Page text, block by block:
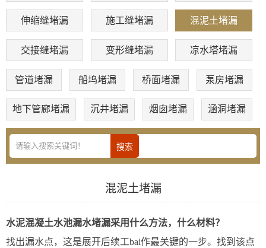
伸缩缝堵漏 施工缝堵漏 混泥土堵漏
交接缝堵漏 变形缝堵漏 凉水塔堵漏
管道堵漏 船坞堵漏 桥面堵漏 泵房堵漏
地下管廊堵漏 沉井堵漏 烟囱堵漏 涵洞堵漏
混泥土堵漏
水泥混凝土水池漏水堵漏采用什么方法，什么材料？
找出漏水点，这是展开后续工bai作最关键的一步。找到该点